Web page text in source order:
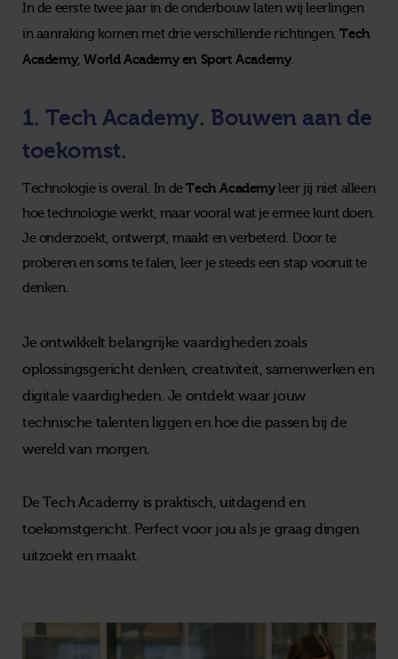
In de eerste twee jaar in de onderbouw laten wij leerlingen
in aanraking komen met drie verschillende richtingen.Tech
Academy,World Academy en Sport Academy.
1. Tech Academy. Bouwen aan de
toekomst.
Technologie is overal. In deTech Academyleer jij niet alleen
hoe technologie werkt, maar vooral wat je ermee kunt doen.
Je onderzoekt, ontwerpt, maakt en verbeterd. Door te
proberen en soms te falen, leer je steeds een stap vooruit te
denken.
Je ontwikkelt belangrijke vaardigheden zoals
oplossingsgericht denken, creativiteit, samenwerken en
digitale vaardigheden. Je ontdekt waar jouw
technische talenten liggen en hoe die passen bij de
wereld van morgen.
De Tech Academy is praktisch, uitdagend en
toekomstgericht. Perfect voor jou als je graag dingen
uitzoekt en maakt.